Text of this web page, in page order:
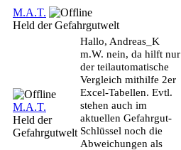
M.A.T.
Held der Gefahrgutwelt
M.A.T.
Held der
Gefahrgutwelt
Hallo, Andreas_K
m.W. nein, da hilft nur
der teilautomatische
Vergleich mithilfe 2er
Excel-Tabellen. Evtl.
stehen auch im
aktuellen Gefahrgut-
Schlüssel noch die
Abweichungen als